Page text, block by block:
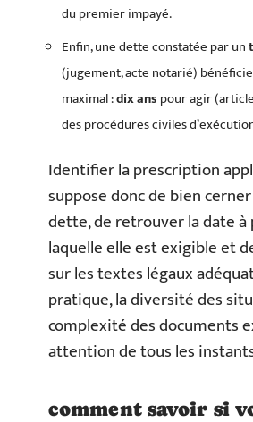
du premier impayé.
Enfin, une dette constatée par un
(jugement, acte notarié) bénéficie
maximal :dix ans pour agir
des procédures civiles
Identifier la prescription
suppose donc de bien
dette, de retrouver la date
laquelle elle est exigible et
sur les textes légaux
pratique, la diversité des
complexité des documents
attention de tous les
comment savoir si